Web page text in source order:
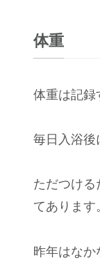
体重
体重は記録
毎日入浴後
ただつけ
てあります
昨年はな